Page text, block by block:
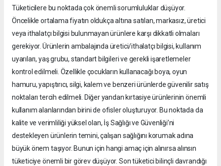
Tüketicilere bu noktada çok önemli sorumluluklar düşüyor.
Öncelikle ortalama fiyatın oldukça altına satılan, markasız, üretici
veya ithalatçı bilgisi bulunmayan ürünlere karşı dikkatli olmaları
gerekiyor. Ürünlerin ambalajında üretici/ithalatçı bilgisi, kullanım
uyarıları, yaş grubu, standart bilgileri ve gerekli işaretlemeler
kontrol edilmeli. Özellikle çocukların kullanacağı boya, oyun
hamuru, yapıştırıcı, silgi, kalem ve benzeri ürünlerde güvenilir satış
noktaları tercih edilmeli. Diğer yandan kırtasiye ürünlerinin önemli
kullanım alanlarından birini de ofisler oluşturuyor. Bu noktada da
kalite ve verimliliği yüksel olan, İş Sağlığı ve Güvenliği’ni
destekleyen ürünlerin temini, çalışan sağlığını korumak adına
büyük önem taşıyor. Bunun için hangi amaç için alınırsa alınsın
tüketiciye önemli bir görev düşüyor. Son tüketici bilinçli davrandığı